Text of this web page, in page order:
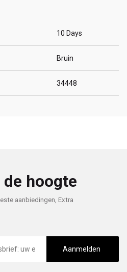
10 Days
Bruin
34448
hoogte
aanbiedingen, Extra
Aanmelden